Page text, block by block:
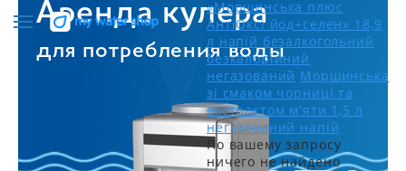
«Моршинська плюс
АнтіОксі йод+селен» 18,9
л напій безалкогольний
безкалорійний
негазований Моршинська
зі смаком чорниці та
екстрактом м'яти 1,5 л
негазований напій
По вашему запросу
ничего не найдено
Аренда кулера
для потребления воды